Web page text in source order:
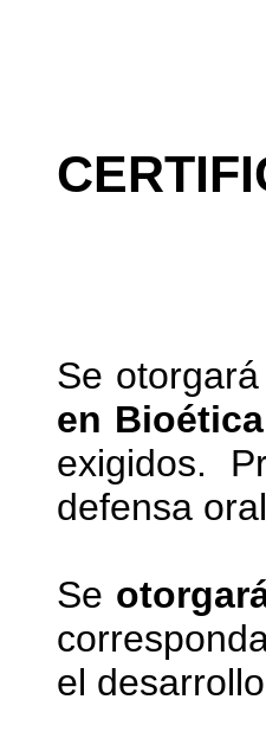
Se otorgará
en Bioética
exigidos.
defensa
Se
el